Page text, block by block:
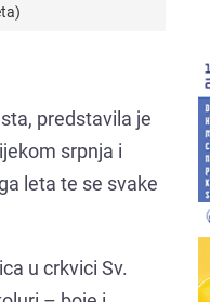
predstavila je
srpnja i
leta te se svake
u crkvici Sv.